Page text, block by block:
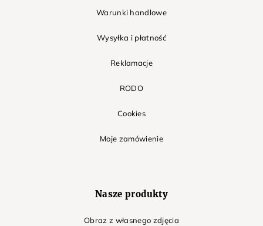
Warunki handlowe
Wysyłka i płatność
Reklamacje
RODO
Cookies
Moje zamówienie
Nasze produkty
Obraz z własnego zdjęcia